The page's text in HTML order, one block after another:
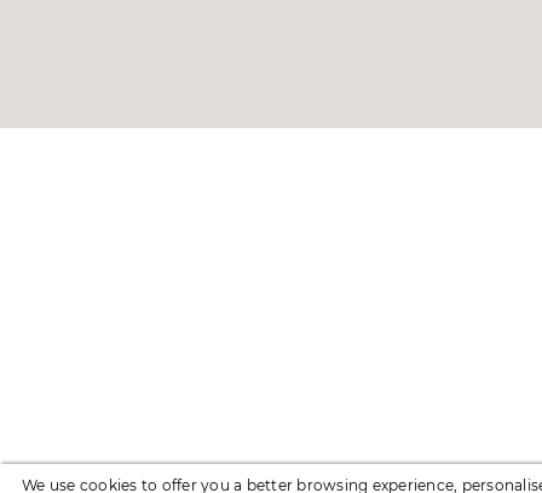
We use cookies to offer you a better browsing experience,